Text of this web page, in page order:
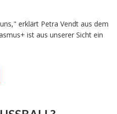
erklärt Petra Vendt aus dem
ist aus unserer Sicht ein